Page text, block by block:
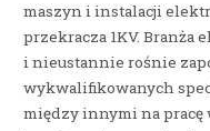
maszyn i instalacji
przekracza 1KV.
i nieustannie rośnie
wykwalifikowanych
między innymi na pracę